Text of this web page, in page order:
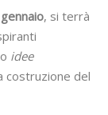
, si terrà
idee
costruzione del